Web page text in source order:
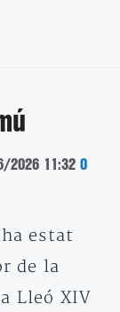
2026 11:32 0
estat
de la
Lleó XIV